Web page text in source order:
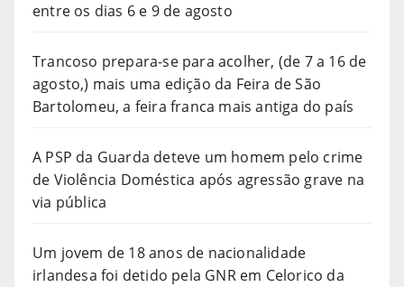
entre os dias 6 e 9 de agosto
Trancoso prepara-se para acolher, (de 7 a 16 de
agosto,) mais uma edição da Feira de São
Bartolomeu, a feira franca mais antiga do país
A PSP da Guarda deteve um homem pelo crime
de Violência Doméstica após agressão grave na
via pública
Um jovem de 18 anos de nacionalidade
irlandesa foi detido pela GNR em Celorico da